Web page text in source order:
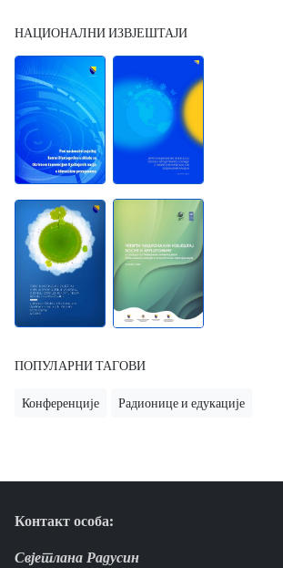
НАЦИОНАЛНИ ИЗВЈЕШТАЈИ
ПОПУЛАРНИ ТАГОВИ
Конференције Радионице и едукације
Контакт особа:
Свјетлана Радусин